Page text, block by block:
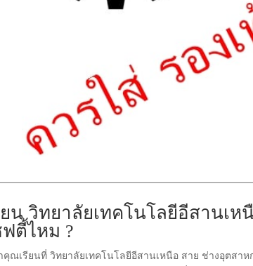
ยน วิทยาลัยเทคโนโลยีอีสานเ
ฟตี้ไหม ?
ณเรียนที่ วิทยาลัยเทคโนโลยีอีสานเหนือ สาย ช่างอุตสาห